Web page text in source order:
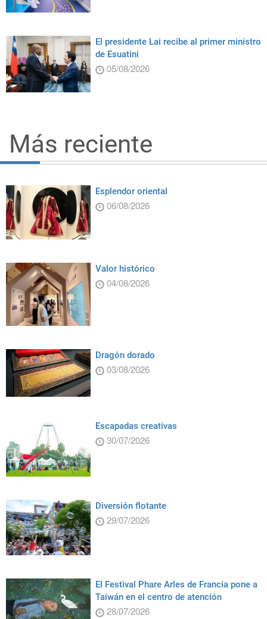
El presidente Lai recibe al primer ministro
de Esuatini
05/08/2026
Más reciente
Esplendor oriental
06/08/2026
Valor histórico
04/08/2026
Dragón dorado
03/08/2026
Escapadas creativas
30/07/2026
Diversión flotante
29/07/2026
El Festival Phare Arles de Francia pone a
Taiwán en el centro de atención
28/07/2026